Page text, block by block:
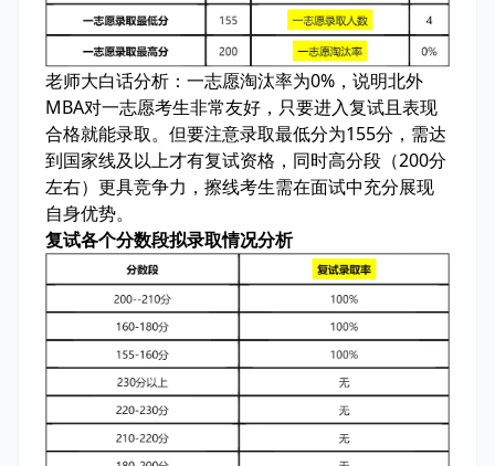
老师大白话分析： 一志愿淘汰率为0%，说明北外
MBA对一志愿考生非常友好，只要进入复试且表现
合格就能录取。但要注意录取最低分为155分，需达
到国家线及以上才有复试资格，同时高分段（200分
左右）更具竞争力，擦线考生需在面试中充分展现
自身优势。
复试各个分数段拟录取情况分析